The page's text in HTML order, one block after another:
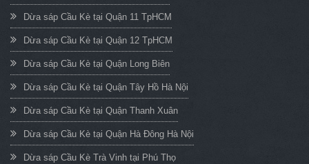
Dừa sáp Cầu Kè tại Quận 11 TpHCM
Dừa sáp Cầu Kè tại Quận 12 TpHCM
Dừa sáp Cầu Kè tại Quận Long Biên
Dừa sáp Cầu Kè tại Quận Tây Hồ Hà Nội
Dừa sáp Cầu Kè tại Quận Thanh Xuân
Dừa sáp Cầu Kè tại Quận Hà Đông Hà Nội
Dừa sáp Cầu Kè Trà Vinh tại Phú Thọ